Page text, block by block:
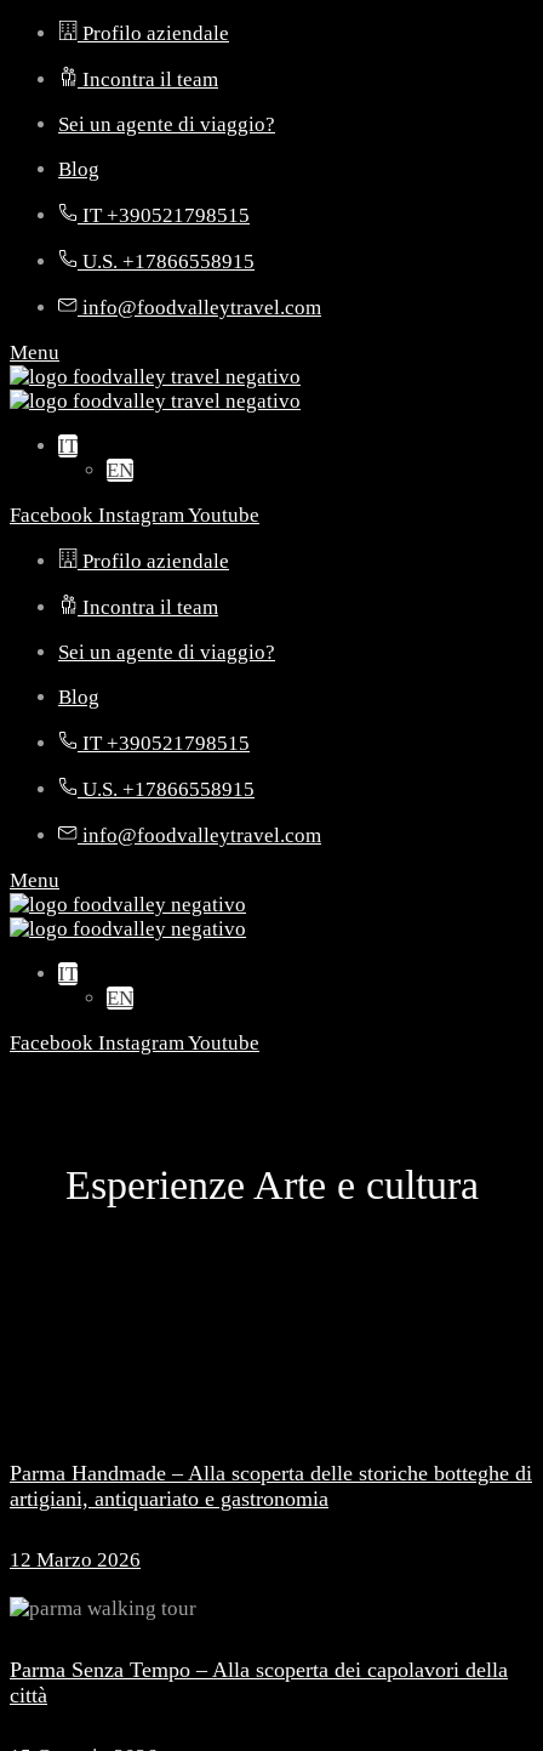
Profilo aziendale
Incontra il team
Sei un agente di viaggio?
Blog
IT +390521798515
U.S. +17866558915
info@foodvalleytravel.com
Menu
IT
EN
Facebook InstagramYoutube
Profilo aziendale
Incontra il team
Sei un agente di viaggio?
Blog
IT +390521798515
U.S. +17866558915
info@foodvalleytravel.com
Menu
IT
EN
Facebook InstagramYoutube
Esperienze Arte e cultura
Parma Handmade – Alla scoperta delle storiche botteghe di
artigiani, antiquariato e gastronomia
12 Marzo 2026
Parma Senza Tempo – Alla scoperta dei capolavori della
città